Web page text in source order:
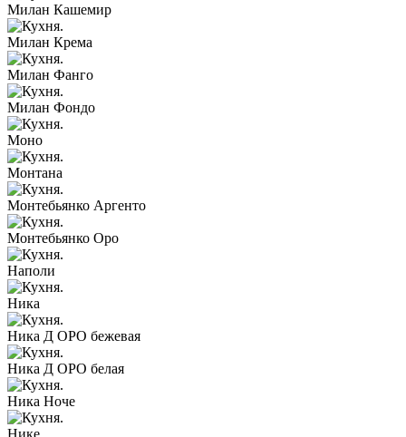
Милан Кашемир
Милан Крема
Милан Фанго
Милан Фондо
Моно
Монтана
Монтебьянко Аргенто
Монтебьянко Оро
Наполи
Ника
Ника Д ОРО бежевая
Ника Д ОРО белая
Ника Ноче
Нике